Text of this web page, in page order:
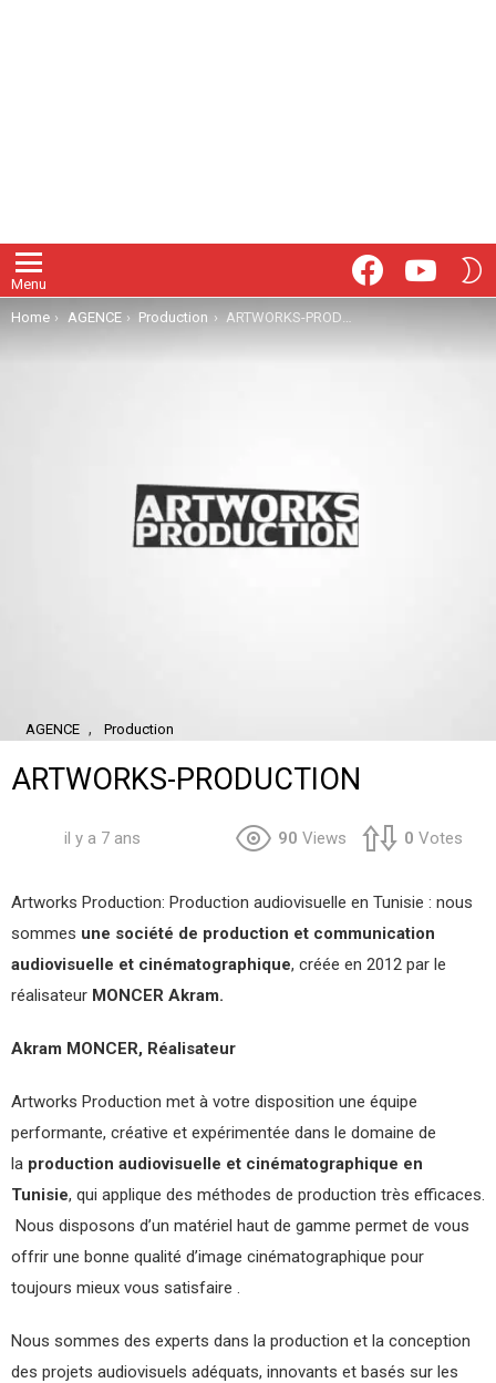
Menu
FacebookYoutube
You are here:
Home AGENCE Production ARTWORKS-PRODUCTION
AGENCE , Production
ARTWORKS-PRODUCTION
il y a 7 ans 90 Views 0 Votes
Artworks Production: Production audiovisuelle en Tunisie : nous
sommes une société de production et communication
audiovisuelle et cinématographique, créée en 2012 par le
réalisateur MONCER Akram.
Akram MONCER, Réalisateur
Artworks Production met à votre disposition une équipe
performante, créative et expérimentée dans le domaine de
la production audiovisuelle et cinématographique en
Tunisie, qui applique des méthodes de production très efficaces.
Nous disposons d’un matériel haut de gamme permet de vous
offrir une bonne qualité d’image cinématographique pour
toujours mieux vous satisfaire .
Nous sommes des experts dans la production et la conception
des projets audiovisuels adéquats, innovants et basés sur les